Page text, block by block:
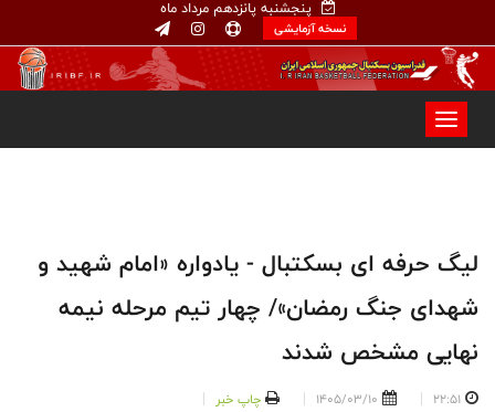
پنجشنبه پانزدهم مرداد ماه
نسخه آزمایشی
لیگ حرفه ای بسکتبال - یادواره «امام شهید و
شهدای جنگ رمضان»/ چهار تیم مرحله نیمه
نهایی مشخص شدند
22:51
1405/03/10 چاپ خبر